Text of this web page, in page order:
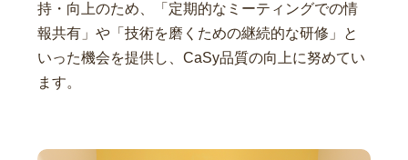
持・向上のため、「定期的なミーティングでの情
報共有」や「技術を磨くための継続的な研修」と
いった機会を提供し、CaSy品質の向上に努めてい
ます。